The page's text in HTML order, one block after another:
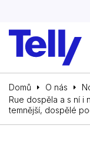
Domů O nás
Rue dospěla a s ní i
temnější, dospělé